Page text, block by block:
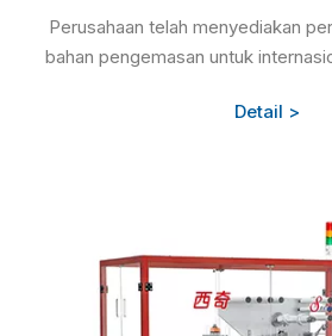
Perusahaan telah menyediakan
bahan pengemasan untuk
Detail >